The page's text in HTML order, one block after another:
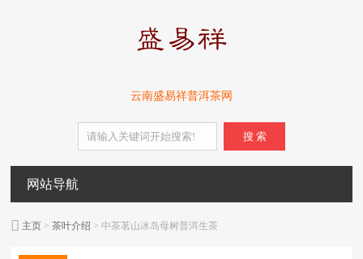
云南盛易祥普洱茶网
搜 索
网站导航
主页 >茶叶介绍 > 中茶茗山冰岛母树普洱生茶